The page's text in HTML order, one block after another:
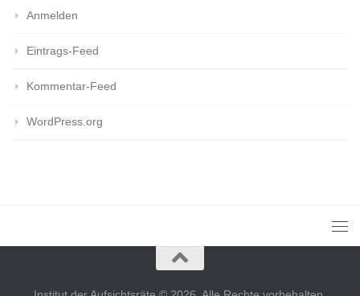
Anmelden
Eintrags-Feed
Kommentar-Feed
WordPress.org